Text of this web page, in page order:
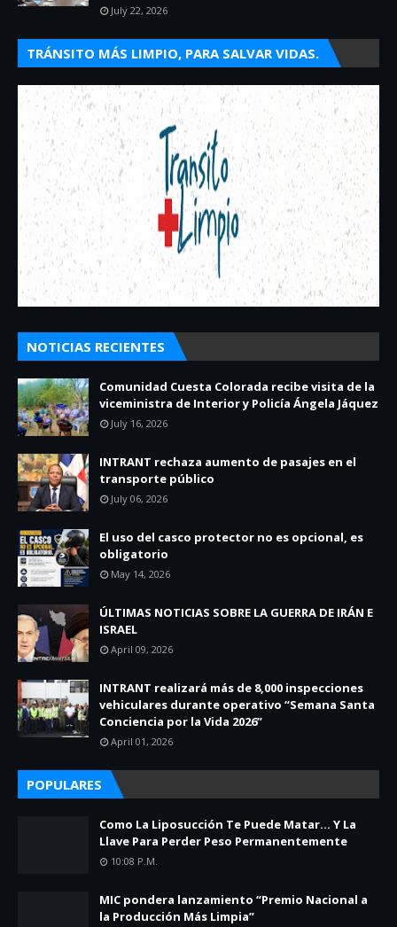
July 22, 2026
TRÁNSITO MÁS LIMPIO, PARA SALVAR VIDAS.
NOTICIAS RECIENTES
Comunidad Cuesta Colorada recibe visita de la
viceministra de Interior y Policía Ángela Jáquez
July 16, 2026
INTRANT rechaza aumento de pasajes en el
transporte público
July 06, 2026
El uso del casco protector no es opcional, es
obligatorio
May 14, 2026
ÚLTIMAS NOTICIAS SOBRE LA GUERRA DE IRÁN E
ISRAEL
April 09, 2026
INTRANT realizará más de 8,000 inspecciones
vehiculares durante operativo “Semana Santa
Conciencia por la Vida 2026”
April 01, 2026
POPULARES
Como La Liposucción Te Puede Matar… Y La
Llave Para Perder Peso Permanentemente
10:08 P.m.
MIC pondera lanzamiento “Premio Nacional a
la Producción Más Limpia”